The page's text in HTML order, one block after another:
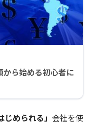
から始める初心者に
じめられる」 会社を使